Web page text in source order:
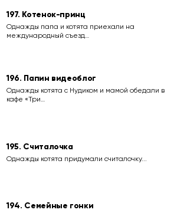
197. Котенок-принц
Однажды папа и котята приехали на
международный съезд…
196. Папин видеоблог
Однажды котята с Нудиком и мамой обедали в
кафе «Три…
195. Считалочка
Однажды котята придумали считалочку...
194. Семейные гонки